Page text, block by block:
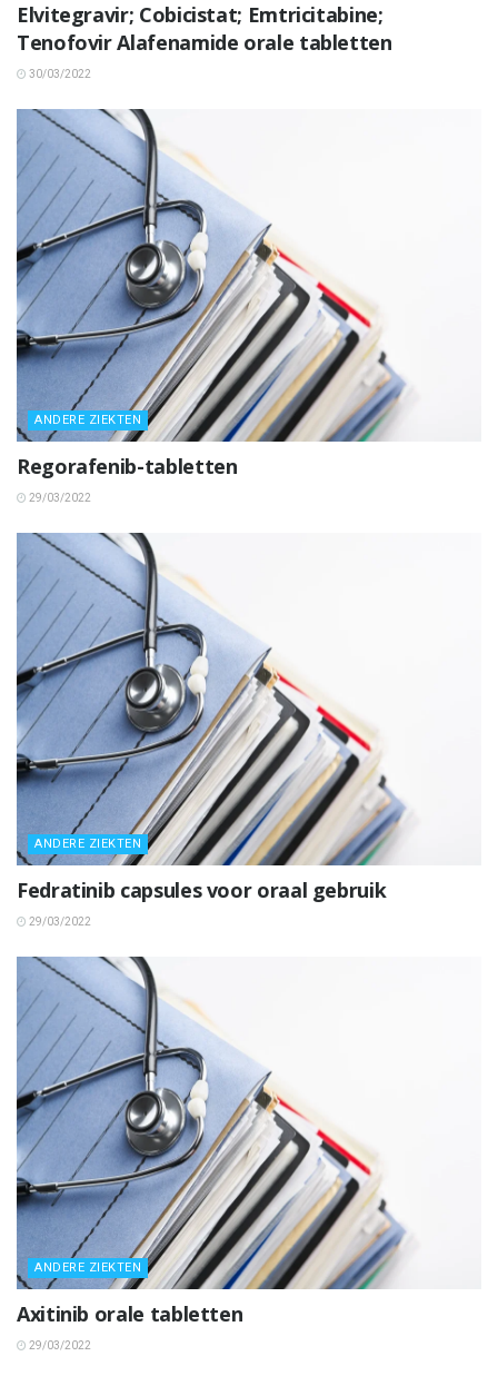
Elvitegravir; Cobicistat; Emtricitabine;
Tenofovir Alafenamide orale tabletten
30/03/2022
ANDERE ZIEKTEN
Regorafenib-tabletten
29/03/2022
ANDERE ZIEKTEN
Fedratinib capsules voor oraal gebruik
29/03/2022
ANDERE ZIEKTEN
Axitinib orale tabletten
29/03/2022